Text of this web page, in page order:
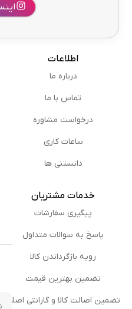
اطلاعات
درباره ما
تماس با ما
درخواست مشاوره
ساعات کاری
دانستنی ها
خدمات مشتریان
پیگیری سفارشات
پاسخ به سوالات متداول
رویه بازگرداندن کالا
تضمین بهترین قیمت
تضمین اصالت کالا و گارانتی اصلی